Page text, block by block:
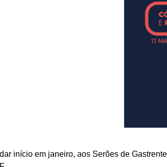
início em janeiro, aos Serões de